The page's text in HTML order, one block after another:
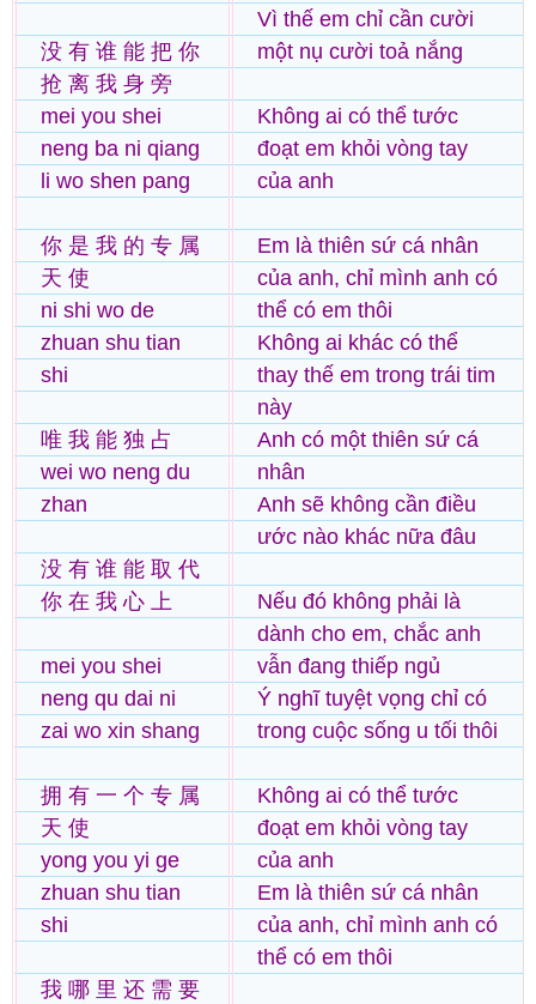
没 有 谁 能 把 你
抢 离 我 身 旁
mei you shei
neng ba ni qiang
li wo shen pang
你 是 我 的 专 属
天 使
ni shi wo de
zhuan shu tian
shi
唯 我 能 独 占
wei wo neng du
zhan
没 有 谁 能 取 代
你 在 我 心 上
mei you shei
neng qu dai ni
zai wo xin shang
拥 有 一 个 专 属
天 使
yong you yi ge
zhuan shu tian
shi
我 哪 里 还 需 要
Vì thế em chỉ cần cười
một nụ cười toả nắng
Không ai có thể tước
đoạt em khỏi vòng tay
của anh
Em là thiên sứ cá nhân
của anh, chỉ mình anh có
thể có em thôi
Không ai khác có thể
thay thế em trong trái tim
này
Anh có một thiên sứ cá
nhân
Anh sẽ không cần điều
ước nào khác nữa đâu
Nếu đó không phải là
dành cho em, chắc anh
vẫn đang thiếp ngủ
Ý nghĩ tuyệt vọng chỉ có
trong cuộc sống u tối thôi
Không ai có thể tước
đoạt em khỏi vòng tay
của anh
Em là thiên sứ cá nhân
của anh, chỉ mình anh có
thể có em thôi